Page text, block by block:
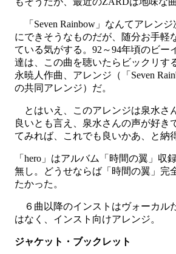
「Seven Rainbow」なんてアレン
にできそうなものだが、随分お手軽
ている気がする。92～94年頃のビー
達は、この曲を聴いたらビックリす
永暁人作曲、アレンジ（「Seven
の共同アレンジ）だ。
とはいえ、このアレンジは泉水さ
良いとも言え、泉水さんの声が好き
てみれば、これでも良いかあ、と納
「hero」はアルバム「時間の翼」収
無し。どうせならば「時間の翼」完
たかった。
６曲以降のインストはヴォーカル
はなく、インスト向けアレンジ。
ジャケット・ブックレット